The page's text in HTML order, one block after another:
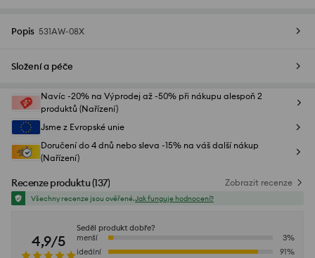
Popis 531AW-08X
Složení a péče
Navíc -20% na Výprodej až -50% při nákupu alespoň 2
produktů (Nařízení)
Jsme z Evropské unie
Doručení do 4 dnů nebo sleva -15% na váš další nákup
(Nařízení)
Recenze produktu(137) Zobrazit recenze
Všechny recenze jsou ověřené.Jak funguje hodnocení?
4,9/5
Seděl produkt dobře?
menší
3%
ideální
91%